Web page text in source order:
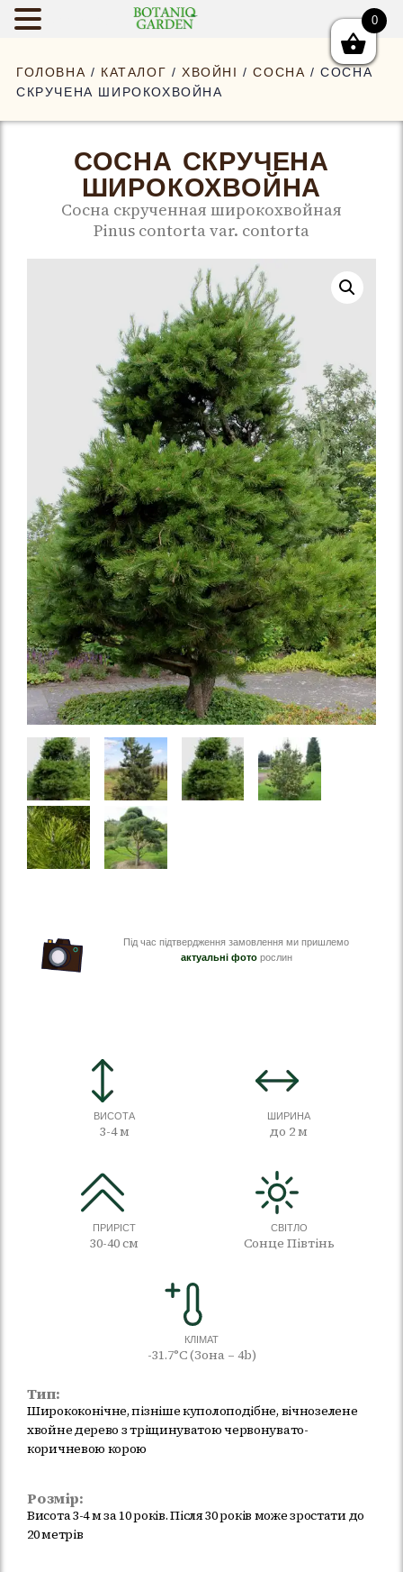
ГОЛОВНА / КАТАЛОГ /ХВОЙНІ /СОСНА / СОСНА
СКРУЧЕНА ШИРОКОХВОЙНА
СОСНА СКРУЧЕНА
ШИРОКОХВОЙНА
Сосна скрученная широкохвойная
Pinus contorta var. contorta
Під час підтвердження замовлення ми пришлемо
актуальні фоторослин
ВИСОТА
3-4 м
ШИРИНА
до 2 м
ПРИРІСТ
30-40 см
СВІТЛО
Сонце Півтінь
КЛІМАТ
-31.7°C (Зона – 4b)
Тип:
Ширококонічне, пізніше куполоподібне, вічнозелене
хвойне дерево з тріщинуватою червонувато-
коричневою корою
Розмір:
Висота 3-4 м за 10 років. Після 30 років може зростати до
20 метрів
0